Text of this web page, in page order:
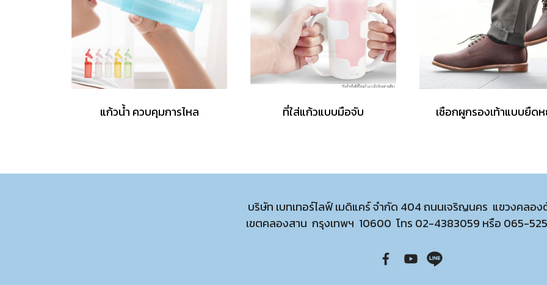
แก้วน้ำ ควบคุมการไหล ที่ใส่แก้วแบบมือจับ เชือกผูกรองเท้าแบบยืด
บริษัท เบทเทอร์ไลฟ์ เมดิแคร์ จำกัด 404 ถนนเจริญนคร แขวงคลอง
เขตคลองสาน กรุงเทพฯ 10600 โทร 02-4383059 หรือ 065-